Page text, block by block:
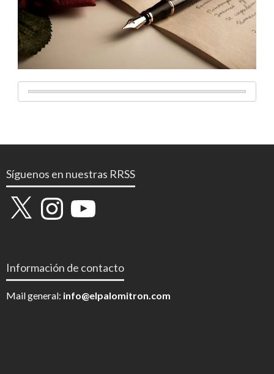
Síguenos en nuestras RRSS
X InstagramYouTube
Información de contacto
Mail general: info@elpalomitron.com